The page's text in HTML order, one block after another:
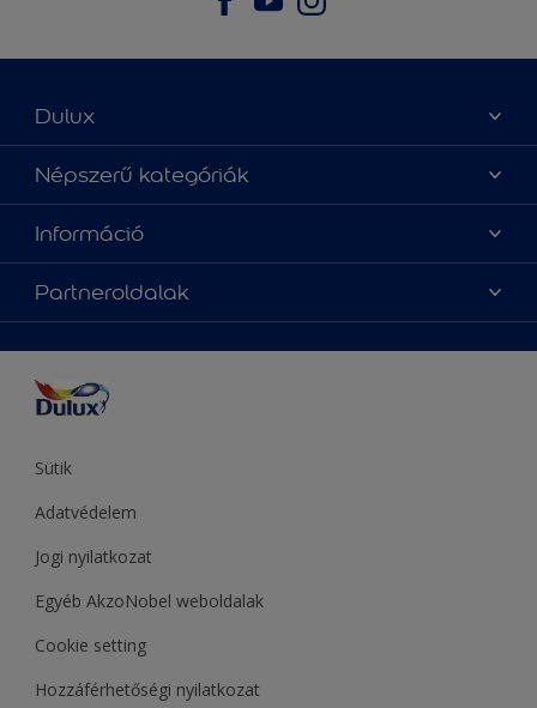
Dulux
Üzlet keresése
Oldaltérkép
Elérhetőségek
Népszerű kategóriák
Az év Dulux színe
Festési tanácsok
Inspiráció
Információ
Színpontosság
Hozzáférhetőség
Partneroldalak
Hammerite
Sadolin
Sütik
Adatvédelem
Jogi nyilatkozat
Egyéb AkzoNobel weboldalak
Cookie setting
Hozzáférhetőségi nyilatkozat